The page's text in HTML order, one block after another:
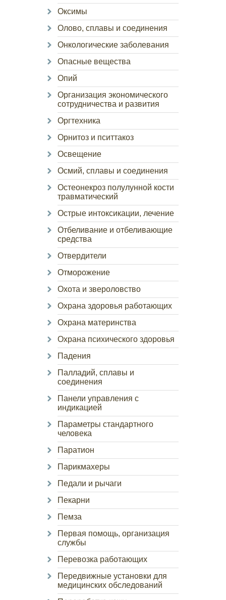
Оксимы
Олово, сплавы и соединения
Онкологические заболевания
Опасные вещества
Опий
Организация экономического
сотрудничества и развития
Оргтехника
Орнитоз и пситтакоз
Освещение
Осмий, сплавы и соединения
Остеонекроз полулунной кости
травматический
Острые интоксикации, лечение
Отбеливание и отбеливающие
средства
Отвердители
Отморожение
Охота и звероловство
Охрана здоровья работающих
Охрана материнства
Охрана психического здоровья
Падения
Палладий, сплавы и
соединения
Панели управления с
индикацией
Параметры стандартного
человека
Паратион
Парикмахеры
Педали и рычаги
Пекарни
Пемза
Первая помощь, организация
службы
Перевозка работающих
Передвижные установки для
медицинских обследований